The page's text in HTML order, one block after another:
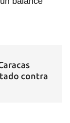
has de
contra